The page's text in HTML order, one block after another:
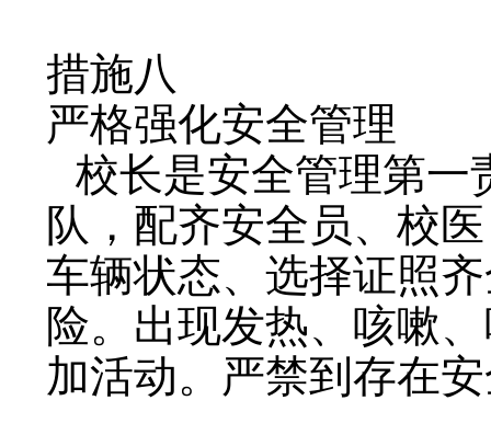
措施八
严格强化安全管理
校长是安全管理第一
队，配齐安全员、校
车辆状态、选择证照
险。出现发热、咳嗽
加活动。严禁到存在